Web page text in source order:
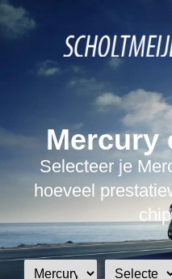
Mercury
Selecteer je
hoeveel